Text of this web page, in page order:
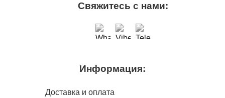
Свяжитесь с нами:
Информация:
Доставка и оплата